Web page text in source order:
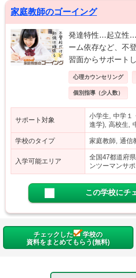
家庭教師のゴーイング
発達特性…起立性
ーム依存など、不
習面からサポートし
心理カウンセリング
個別指導（少人数）
サポート対象
小学生, 中学１
進学), 高校生,
学校のタイプ 家庭教師, 通信
入学可能エリア
全国47都道府
ンツーマンサポ
この学校にチ
チェックした
学校の
資料をまとめてもらう(無料)